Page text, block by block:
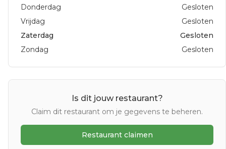
Donderdag
Gesloten
Vrijdag
Gesloten
Zaterdag
Gesloten
Zondag
Gesloten
Is dit jouw restaurant?
Claim dit restaurant om je gegevens te beheren.
Restaurant claimen